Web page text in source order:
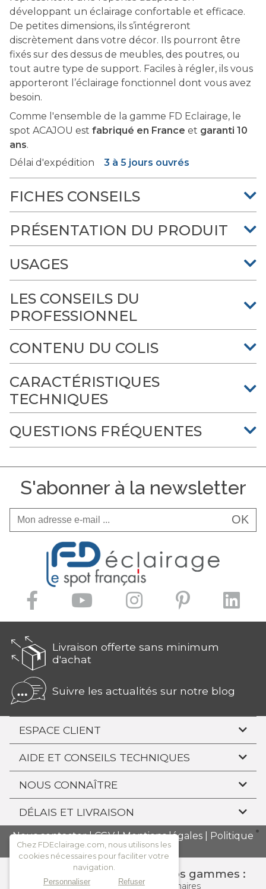
développant un éclairage confortable et efficace.
De petites dimensions, ils s’intégreront
discrètement dans votre décor. Ils pourront être
fixés sur des dessus de meubles, des poutres, ou
tout autre type de support. Faciles à régler, ils vous
apporteront l’éclairage fonctionnel dont vous avez
besoin.
Comme l'ensemble de la gamme FD Eclairage, le
spot ACAJOU est fabriqué en France et garanti 10
ans.
Délai d'expédition
3 à 5 jours ouvrés
FICHES CONSEILS
PRÉSENTATION DU PRODUIT
USAGES
LES CONSEILS DU
PROFESSIONNEL
CONTENU DU COLIS
CARACTÉRISTIQUES
TECHNIQUES
QUESTIONS FRÉQUENTES
S'abonner à la newsletter
OK
Livraison offerte sans minimum
d'achat
Suivre les actualités sur notre blog
ESPACE CLIENT
AIDE ET CONSEILS TECHNIQUES
NOUS CONNAÎTRE
DÉLAIS ET LIVRAISON
Nous contacter|CGV|Mentions légales
Politique
de confidentialité
Consulter l'ensemble de nos gammes :
Tous les spots Nos luminaires
Chez FDEclairage.com, nous utilisons les
cookies nécessaires pour faciliter votre
navigation.
Refuser
Personnaliser